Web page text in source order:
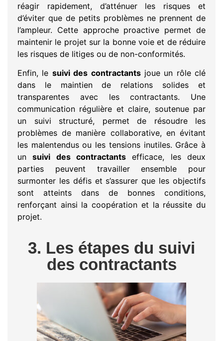
réagir rapidement, d’atténuer les risques et
d’éviter que de petits problèmes ne prennent de
l’ampleur. Cette approche proactive permet de
maintenir le projet sur la bonne voie et de réduire
les risques de litiges ou de non-conformités.
Enfin, le suivi des contractantsjoue un rôle clé
dans le maintien de relations solides et
transparentes avec les contractants. Une
communication régulière et claire, soutenue par
un suivi structuré, permet de résoudre les
problèmes de manière collaborative, en évitant
les malentendus ou les tensions inutiles. Grâce à
unsuivi des contractants efficace, les deux
parties peuvent travailler ensemble pour
surmonter les défis et s’assurer que les objectifs
sont atteints dans de bonnes conditions,
renforçant ainsi la coopération et la réussite du
projet.
3. Les étapes du suivi
des contractants